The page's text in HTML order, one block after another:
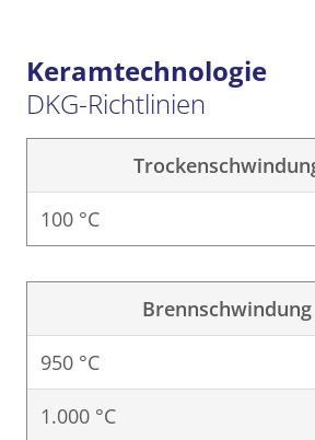
Keramtechnologie
DKG-Richtlinien
100 °C
950 °C
1.000 °C